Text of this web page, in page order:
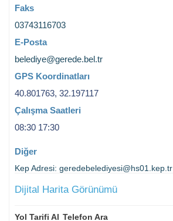
Faks
03743116703
E-Posta
belediye@gerede.bel.tr
GPS Koordinatları
40.801763, 32.197117
Çalışma Saatleri
08:30 17:30
Diğer
Kep Adresi: geredebelediyesi@hs01.kep.tr
Dijital Harita Görünümü
Yol Tarifi Al Telefon Ara